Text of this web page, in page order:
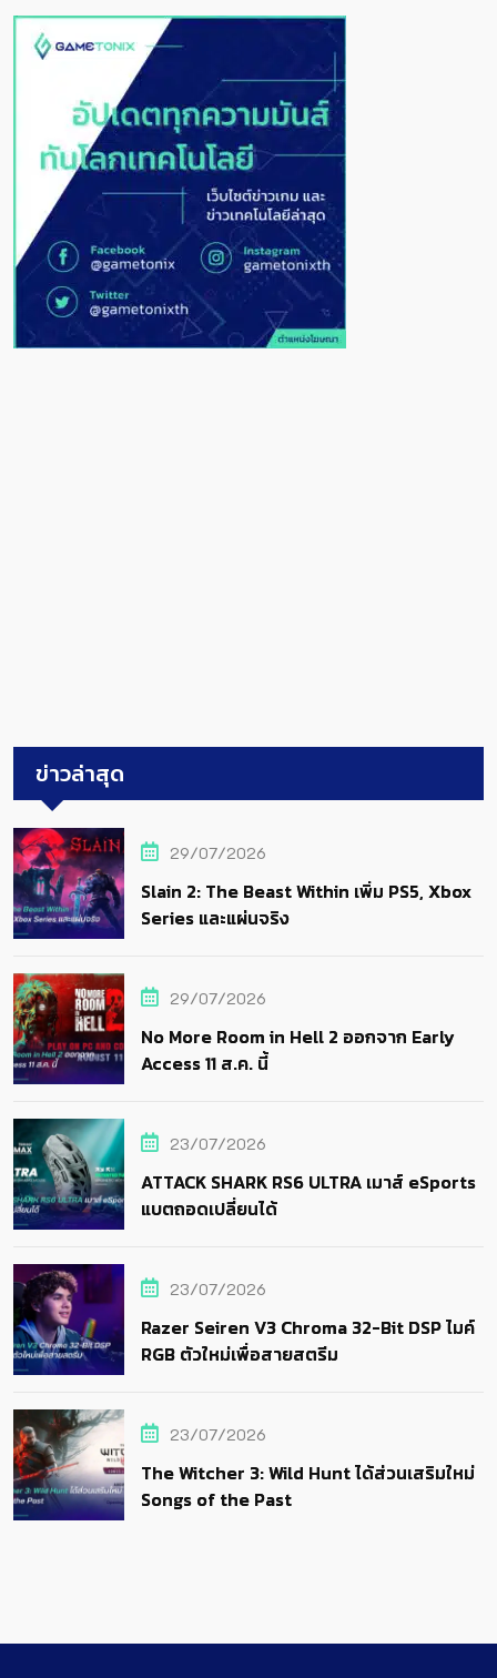
ข่าวล่าสุด
29/07/2026
Slain 2: The Beast Within เพิ่ม PS5, Xbox
Series และแผ่นจริง
29/07/2026
No More Room in Hell 2 ออกจาก Early
Access 11 ส.ค. นี้
23/07/2026
ATTACK SHARK RS6 ULTRA เมาส์ eSports
แบตถอดเปลี่ยนได้
23/07/2026
Razer Seiren V3 Chroma 32-Bit DSP ไมค์
RGB ตัวใหม่เพื่อสายสตรีม
23/07/2026
The Witcher 3: Wild Hunt ได้ส่วนเสริมใหม่
Songs of the Past